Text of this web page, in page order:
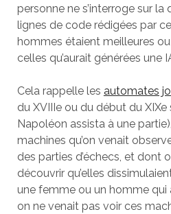
personne ne s’interroge sur
lignes de code rédigées par
hommes étaient meilleures
celles qu’aurait générées une
Cela rappelle les automates
du XVIIIe ou du début du
Napoléon assista à une
machines qu’on venait
des parties d’échecs, et dont
découvrir qu’elles
une femme ou un homme qui
on ne venait pas voir ces